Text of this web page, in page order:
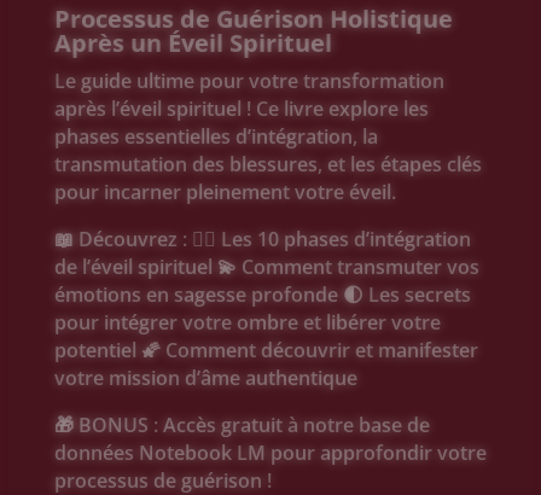
Processus de Guérison Holistique
Après un Éveil Spirituel
Le guide ultime pour votre transformation
après l’éveil spirituel ! Ce livre explore les
phases essentielles d’intégration, la
transmutation des blessures, et les étapes clés
pour incarner pleinement votre éveil.
📖 Découvrez : 🧘‍♂️ Les 10 phases d’intégration
de l’éveil spirituel 💫 Comment transmuter vos
émotions en sagesse profonde 🌓 Les secrets
pour intégrer votre ombre et libérer votre
potentiel 🌠 Comment découvrir et manifester
votre mission d’âme authentique
🎁 BONUS : Accès gratuit à notre base de
données Notebook LM pour approfondir votre
processus de guérison !